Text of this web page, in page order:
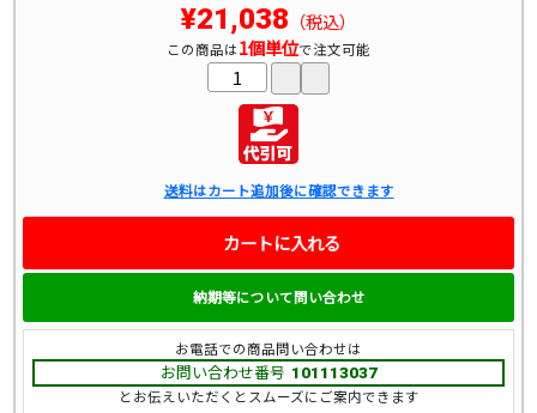
¥21,038 （税込）
この商品は1個単位で注文可能
送料はカート追加後に確認できます
カートに入れる
納期等について問い合わせ
お電話での商品問い合わせは
お問い合わせ番号 101113037
とお伝えいただくとスムーズにご案内できます